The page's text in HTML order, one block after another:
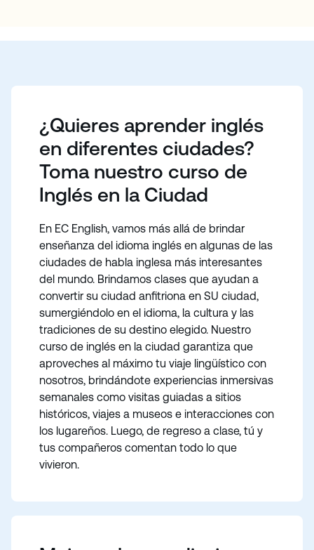
cuatro lecciones centradas en el estudio del idioma
recorrerás barrios históricos y participarás en
divertidas actividades locales. Después, de vuelta en
clase, tú y tus compañeros debatiréis todo lo vivido.
¿Quieres aprender inglés
en diferentes ciudades?
Toma nuestro curso de
Inglés en la Ciudad
En EC English, vamos más allá de brindar
enseñanza del idioma inglés en algunas de las
ciudades de habla inglesa más interesantes
del mundo. Brindamos clases que ayudan a
convertir su ciudad anfitriona en SU ​​ciudad,
sumergiéndolo en el idioma, la cultura y las
tradiciones de su destino elegido. Nuestro
curso de inglés en la ciudad garantiza que
aproveches al máximo tu viaje lingüístico con
nosotros, brindándote experiencias inmersivas
semanales como visitas guiadas a sitios
históricos, viajes a museos e interacciones con
los lugareños. Luego, de regreso a clase, tú y
tus compañeros comentan todo lo que
vivieron.